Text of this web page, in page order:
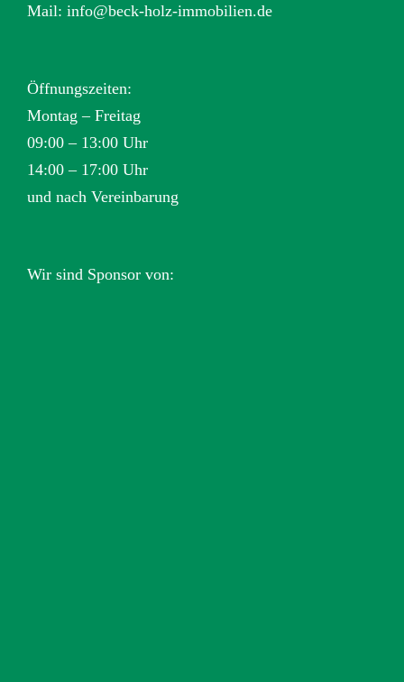
Mail: info@beck-holz-immobilien.de
Öffnungszeiten:
Montag – Freitag
09:00 – 13:00 Uhr
14:00 – 17:00 Uhr
und nach Vereinbarung
Wir sind Sponsor von: